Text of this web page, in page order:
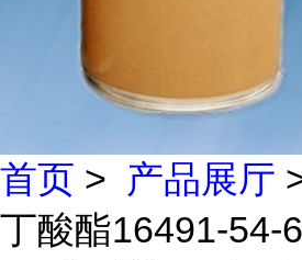
首页 > 产品展厅
丁酸酯16491-54-6